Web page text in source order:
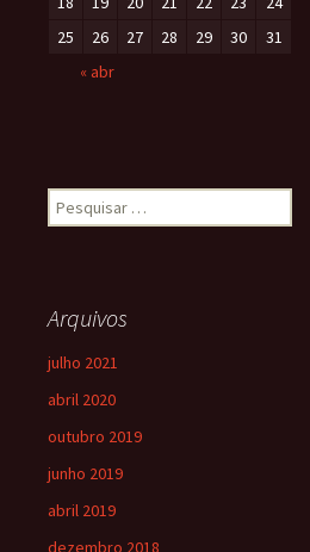
25
26 27 28 29 30
31
« abr
Arquivos
julho 2021
abril 2020
outubro 2019
junho 2019
abril 2019
dezembro 2018